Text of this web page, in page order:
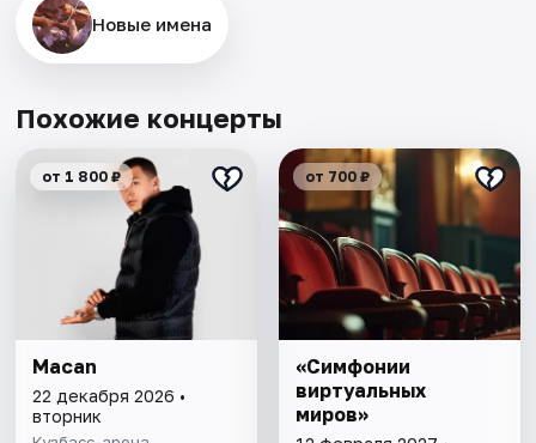
Новые имена
Похожие концерты
от 1 800 ₽
Macan
22 декабря 2026 •
вторник
от 700 ₽
«Симфонии
виртуальных
миров»